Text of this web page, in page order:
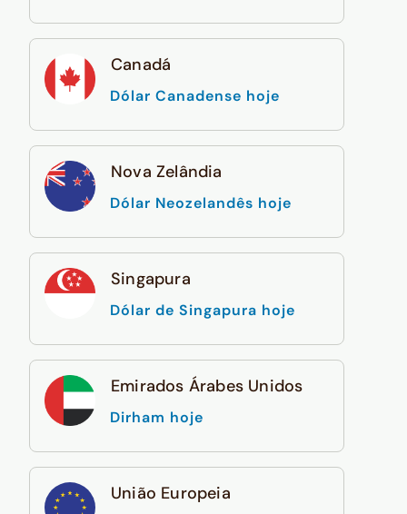
Canadá
Dólar Canadense hoje
Nova Zelândia
Dólar Neozelandês hoje
Singapura
Dólar de Singapura hoje
Emirados Árabes Unidos
Dirham hoje
União Europeia